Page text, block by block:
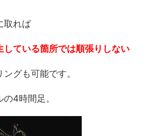
取れば
している箇所では順張りしない
グも可能です。
4時間足。